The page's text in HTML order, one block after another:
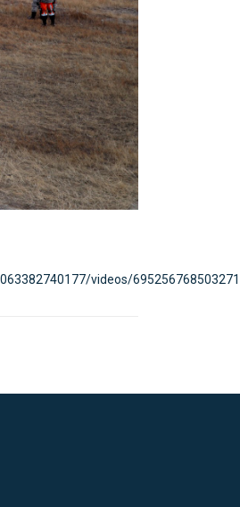
videos/695256768503271